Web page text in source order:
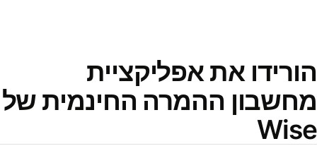
את אפליקציית
ההמרה החינמית של